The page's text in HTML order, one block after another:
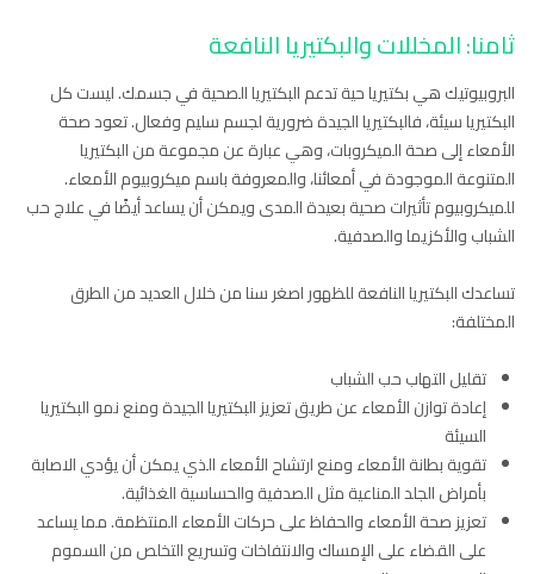
ثامنا: المخللات والبكتيريا النافعة
البروبيوتيك هي بكتيريا حية تدعم البكتيريا الصحية في جسمك. ليست كل
البكتيريا سيئة، فالبكتيريا الجيدة ضرورية لجسم سليم وفعال. تعود صحة
الأمعاء إلى صحة الميكروبات، وهي عبارة عن مجموعة من البكتيريا
المتنوعة الموجودة في أمعائنا، والمعروفة باسم ميكروبيوم الأمعاء.
للميكروبيوم تأثيرات صحية بعيدة المدى ويمكن أن يساعد أيضًا في علاج حب
الشباب والأكزيما والصدفية.
تساعدك البكتيريا النافعة للظهور اصغر سنا من خلال العديد من الطرق
المختلفة:
تقليل التهاب حب الشباب
إعادة توازن الأمعاء عن طريق تعزيز البكتيريا الجيدة ومنع نمو البكتيريا
السيئة
تقوية بطانة الأمعاء ومنع ارتشاح الأمعاء الذي يمكن أن يؤدي الاصابة
بأمراض الجلد المناعية مثل الصدفية والحساسية الغذائية.
تعزيز صحة الأمعاء والحفاظ على حركات الأمعاء المنتظمة. مما يساعد
على القضاء على الإمساك والانتفاخات وتسريع التخلص من السموم